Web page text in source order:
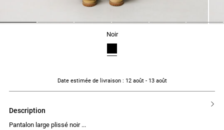
noir
Date estimée de livraison: 12 août - 13 août
description
Pantalon large plissé noir